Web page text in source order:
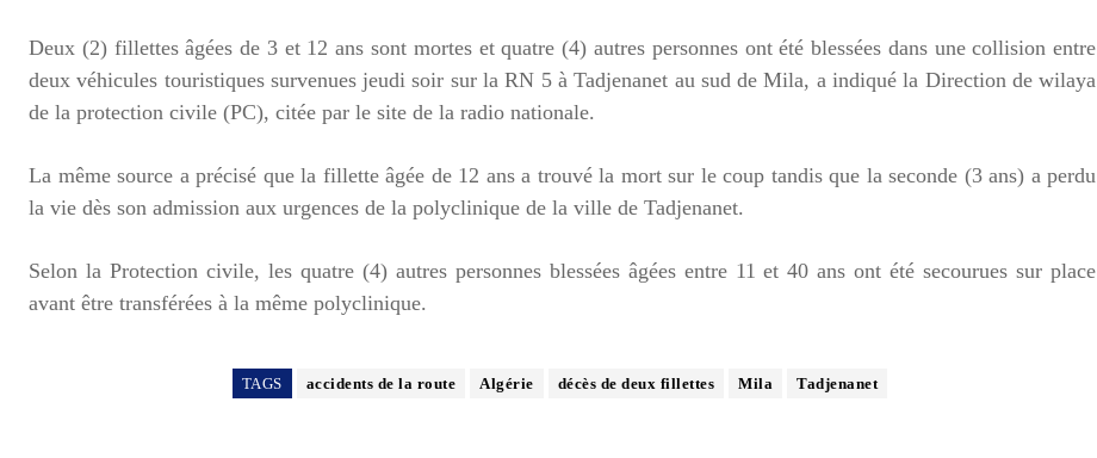
Deux (2) fillettes âgées de 3 et 12 ans sont mortes et quatre (4) autres personnes ont été blessées dans une collision entre
deux véhicules touristiques survenues jeudi soir sur la RN 5 à Tadjenanet au sud de Mila, a indiqué la Direction de wilaya
de la protection civile (PC), citée par le site de la radio nationale.
La même source a précisé que la fillette âgée de 12 ans a trouvé la mort sur le coup tandis que la seconde (3 ans) a perdu
la vie dès son admission aux urgences de la polyclinique de la ville de Tadjenanet.
Selon la Protection civile, les quatre (4) autres personnes blessées âgées entre 11 et 40 ans ont été secourues sur place
avant être transférées à la même polyclinique.
TAGS accidents de la route Algérie décès de deux fillettes Mila Tadjenanet